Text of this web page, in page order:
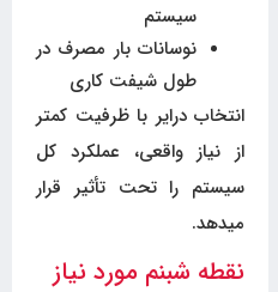
سیستم
نوسانات بار مصرف در
طول شیفت کاری
انتخاب درایر با ظرفیت کمتر
از نیاز واقعی، عملکرد کل
سیستم را تحت تأثیر قرار
میدهد.
نقطه شبنم مورد نیاز